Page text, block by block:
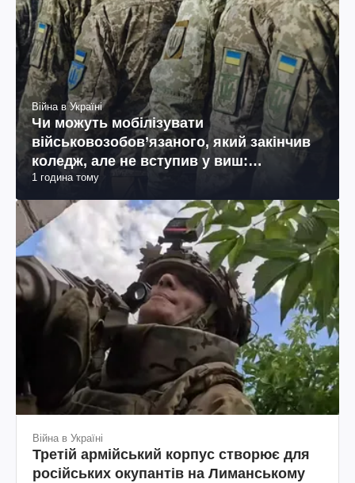
Війна в Україні
Чи можуть мобілізувати
військовозобов’язаного, який закінчив
коледж, але не вступив у виш:
пояснення юриста
1 година тому
Війна в Україні
Третій армійський корпус створює для
російських окупантів на Лиманському